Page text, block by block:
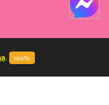
. ยอมรับ